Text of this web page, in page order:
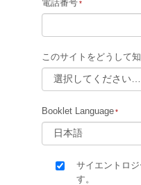
電話番号
このサイトをどうして
Booklet Language
サイエントロ
す。